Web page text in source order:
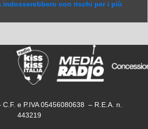
indosserebbero con rischi per i più
e P.IVA 05456080638 – R.E.A. n.
443219